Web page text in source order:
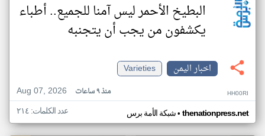
البطيخ الأحمر ليس آمنا للجميع.. أطباء
يكشفون من يجب أن يتجنبه
اخبار اليمن
Varieties
Aug 07, 2026
منذ ٩ ساعات HH00RI
شبكة الأمة برس• thenationpress.net عدد الكلمات: ٢١٤